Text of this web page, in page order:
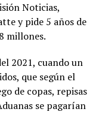
Noticias,
y pide 5 años de
millones.
2021, cuando un
que según el
de copas, repisas
se pagarían